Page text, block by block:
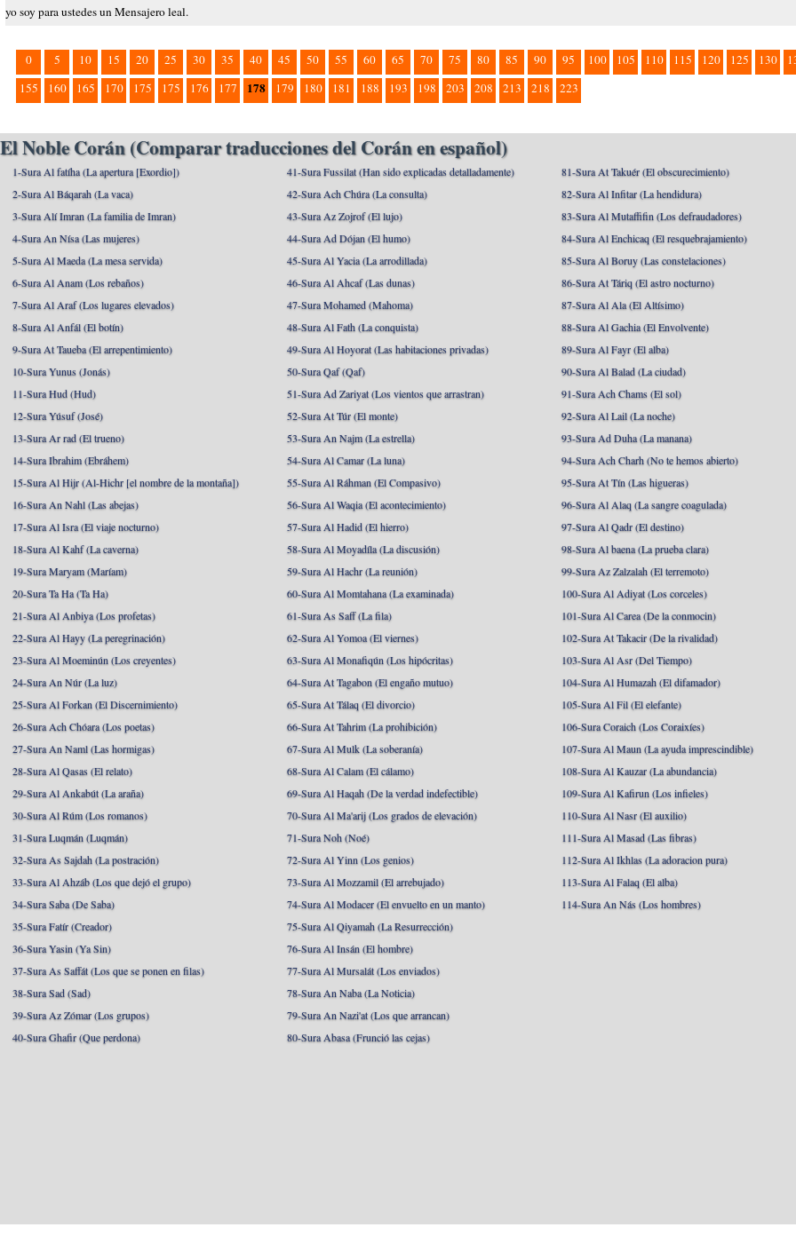
yo soy para ustedes un Mensajero leal.
0 5 10 15 20 25 30 35 40 45 50 55 60 65 70 75 80 85 90 95 100 105 110 115 120 125 130
155
160 165 170 175 175 176 177 178 179 180 181 188 193 198 203 208 213 218 223
El Noble Corán (Comparar traducciones del Corán en español)
1-Sura Al fatíha (La apertura [Exordio])
2-Sura Al Báqarah (La vaca)
3-Sura Alí Imran (La familia de Imran)
4-Sura An Nísa (Las mujeres)
5-Sura Al Maeda (La mesa servida)
6-Sura Al Anam (Los rebaños)
7-Sura Al Araf (Los lugares elevados)
8-Sura Al Anfál (El botín)
9-Sura At Taueba (El arrepentimiento)
10-Sura Yunus (Jonás)
11-Sura Hud (Hud)
12-Sura Yúsuf (José)
13-Sura Ar rad (El trueno)
14-Sura Ibrahim (Ebráhem)
15-Sura Al Hijr (Al-Hichr [el nombre de la montaña])
16-Sura An Nahl (Las abejas)
17-Sura Al Isra (El viaje nocturno)
18-Sura Al Kahf (La caverna)
19-Sura Maryam (Maríam)
20-Sura Ta Ha (Ta Ha)
21-Sura Al Anbiya (Los profetas)
22-Sura Al Hayy (La peregrinación)
23-Sura Al Moeminún (Los creyentes)
24-Sura An Núr (La luz)
25-Sura Al Forkan (El Discernimiento)
26-Sura Ach Chóara (Los poetas)
27-Sura An Naml (Las hormigas)
28-Sura Al Qasas (El relato)
29-Sura Al Ankabút (La araña)
30-Sura Al Rúm (Los romanos)
31-Sura Luqmán (Luqmán)
32-Sura As Sajdah (La postración)
33-Sura Al Ahzáb (Los que dejó el grupo)
34-Sura Saba (De Saba)
35-Sura Fatír (Creador)
36-Sura Yasin (Ya Sin)
37-Sura As Saffát (Los que se ponen en filas)
38-Sura Sad (Sad)
39-Sura Az Zómar (Los grupos)
40-Sura Ghafir (Que perdona)
41-Sura Fussilat (Han sido explicadas detalladamente)
42-Sura Ach Chúra (La consulta)
43-Sura Az Zojrof (El lujo)
44-Sura Ad Dójan (El humo)
45-Sura Al Yacia (La arrodillada)
46-Sura Al Ahcaf (Las dunas)
47-Sura Mohamed (Mahoma)
48-Sura Al Fath (La conquista)
49-Sura Al Hoyorat (Las habitaciones privadas)
50-Sura Qaf (Qaf)
51-Sura Ad Zariyat (Los vientos que arrastran)
52-Sura At Túr (El monte)
53-Sura An Najm (La estrella)
54-Sura Al Camar (La luna)
55-Sura Al Ráhman (El Compasivo)
56-Sura Al Waqia (El acontecimiento)
57-Sura Al Hadid (El hierro)
58-Sura Al Moyadíla (La discusión)
59-Sura Al Hachr (La reunión)
60-Sura Al Momtahana (La examinada)
61-Sura As Saff (La fila)
62-Sura Al Yomoa (El viernes)
63-Sura Al Monafiqún (Los hipócritas)
64-Sura At Tagabon (El engaño mutuo)
65-Sura At Tálaq (El divorcio)
66-Sura At Tahrim (La prohibición)
67-Sura Al Mulk (La soberanía)
68-Sura Al Calam (El cálamo)
69-Sura Al Haqah (De la verdad indefectible)
70-Sura Al Ma'arij (Los grados de elevación)
71-Sura Noh (Noé)
72-Sura Al Yinn (Los genios)
73-Sura Al Mozzamil (El arrebujado)
74-Sura Al Modacer (El envuelto en un manto)
75-Sura Al Qiyamah (La Resurrección)
76-Sura Al Insán (El hombre)
77-Sura Al Mursalát (Los enviados)
78-Sura An Naba (La Noticia)
79-Sura An Nazi'at (Los que arrancan)
80-Sura Abasa (Frunció las cejas)
81-Sura At Takuér (El obscurecimiento)
82-Sura Al Infitar (La hendidura)
83-Sura Al Mutaffifin (Los defraudadores)
84-Sura Al Enchicaq (El resquebrajamiento)
85-Sura Al Boruy (Las constelaciones)
86-Sura At Táriq (El astro nocturno)
87-Sura Al Ala (El Altísimo)
88-Sura Al Gachia (El Envolvente)
89-Sura Al Fayr (El alba)
90-Sura Al Balad (La ciudad)
91-Sura Ach Chams (El sol)
92-Sura Al Lail (La noche)
93-Sura Ad Duha (La manana)
94-Sura Ach Charh (No te hemos abierto)
95-Sura At Tín (Las higueras)
96-Sura Al Alaq (La sangre coagulada)
97-Sura Al Qadr (El destino)
98-Sura Al baena (La prueba clara)
99-Sura Az Zalzalah (El terremoto)
100-Sura Al Adiyat (Los corceles)
101-Sura Al Carea (De la conmocin)
102-Sura At Takacir (De la rivalidad)
103-Sura Al Asr (Del Tiempo)
104-Sura Al Humazah (El difamador)
105-Sura Al Fil (El elefante)
106-Sura Coraich (Los Coraixíes)
107-Sura Al Maun (La ayuda imprescindible)
108-Sura Al Kauzar (La abundancia)
109-Sura Al Kafirun (Los infieles)
110-Sura Al Nasr (El auxilio)
111-Sura Al Masad (Las fibras)
112-Sura Al Ikhlas (La adoracion pura)
113-Sura Al Falaq (El alba)
114-Sura An Nás (Los hombres)